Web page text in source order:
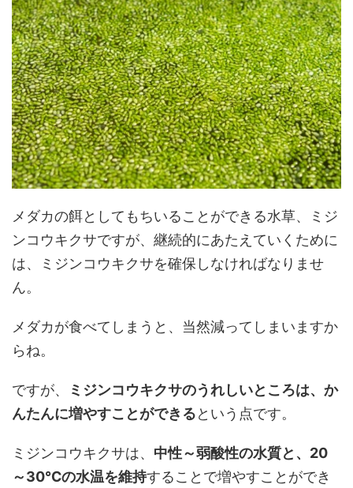
メダカの餌としてもちいることができる水草、ミジ
ンコウキクサですが、継続的にあたえていくために
は、ミジンコウキクサを確保しなければなりませ
ん。
メダカが食べてしまうと、当然減ってしまいますか
らね。
ですが、
ミジンコウキクサのうれしいところは、か
んたんに増やすことができるという点です。
ミジンコウキクサは、 中性～弱酸性の水質と、20
～30℃の水温を維持することで増やすことができ